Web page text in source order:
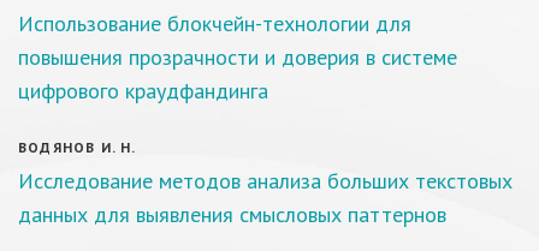
Использование блокчейн-технологии для
повышения прозрачности и доверия в системе
цифрового краудфандинга
ВОДЯНОВ И. Н.
Исследование методов анализа больших текстовых
данных для выявления смысловых паттернов